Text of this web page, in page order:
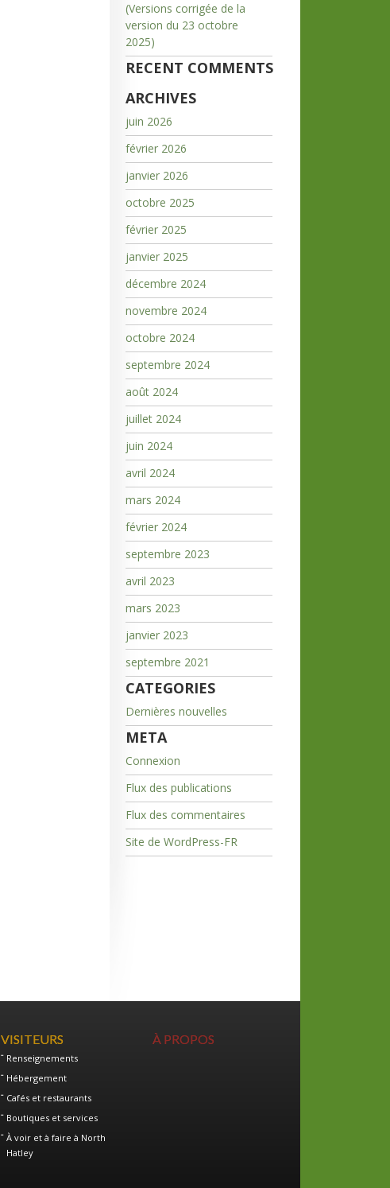
(Versions corrigée de la
version du 23 octobre
2025)
RECENT COMMENTS
ARCHIVES
juin 2026
février 2026
janvier 2026
octobre 2025
février 2025
janvier 2025
décembre 2024
novembre 2024
octobre 2024
septembre 2024
août 2024
juillet 2024
juin 2024
avril 2024
mars 2024
février 2024
septembre 2023
avril 2023
mars 2023
janvier 2023
septembre 2021
CATEGORIES
Dernières nouvelles
META
Connexion
Flux des publications
Flux des commentaires
Site de WordPress-FR
VISITEURS
Renseignements
Hébergement
Cafés et restaurants
Boutiques et services
À voir et à faire à North
Hatley
À PROPOS